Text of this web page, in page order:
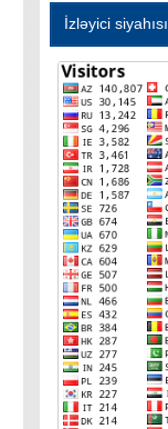
İzləyici siyahısı